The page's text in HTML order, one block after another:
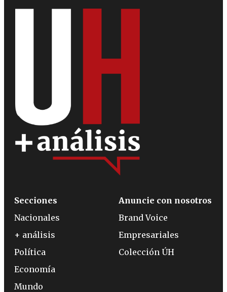
Secciones
Nacionales
+ análisis
Política
Economía
Mundo
Anuncie con nosotros
Brand Voice
Empresariales
Colección ÚH